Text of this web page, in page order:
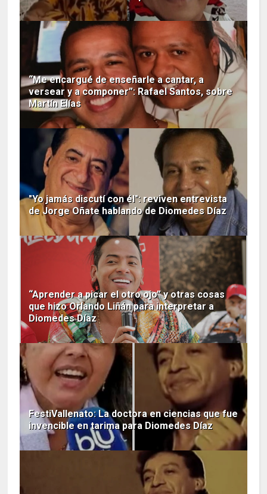
“Me encargué de enseñarle a cantar, a
versear y a componer”: Rafael Santos, sobre
Martín Elías
"Yo jamás discutí con él": reviven entrevista
de Jorge Oñate hablando de Diomedes Díaz
“Aprender a picar el otro ojo” y otras cosas
que hizo Orlando Liñán para interpretar a
Diomedes Díaz
FestiVallenato: La doctora en ciencias que fue
invencible en tarima para Diomedes Díaz